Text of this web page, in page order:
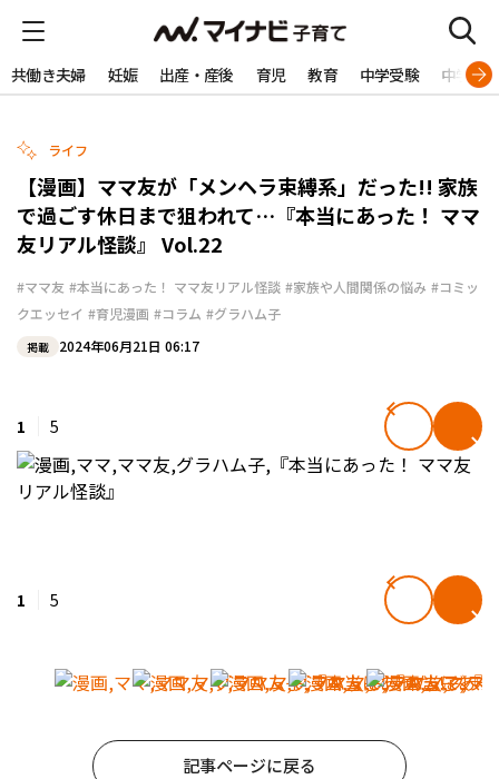
共働き夫婦 妊娠 出産・産後 育児 教育 中学受験 中学生
ライフ
【漫画】ママ友が「メンヘラ束縛系」だった!! 家族
で過ごす休日まで狙われて…『本当にあった！ ママ
友リアル怪談』 Vol.22
#ママ友 #本当にあった！ ママ友リアル怪談 #家族や人間関係の悩み #コミッ
クエッセイ #育児漫画 #コラム #グラハム子
掲載 2024年06月21日 06:17
1 5
1 5
記事ページに戻る